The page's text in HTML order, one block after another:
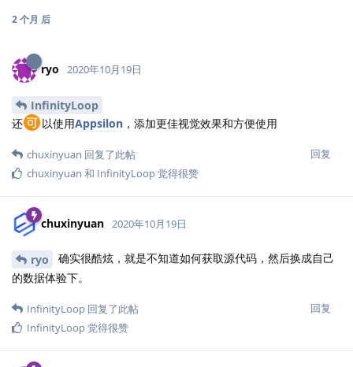
2 个月 后
ryo 2020年10月19日
InfinityLoop
还
以使用Appsilon，添加更佳视觉效果和方便使用
回复
chuxinyuan 回复了此帖
chuxinyuan 和 InfinityLoop觉得很赞
chuxinyuan 2020年10月19日
ryo
确实很酷炫，就是不知道如何获取源代码，然后换成自己
的数据体验下。
回复
InfinityLoop 回复了此帖
InfinityLoop觉得很赞